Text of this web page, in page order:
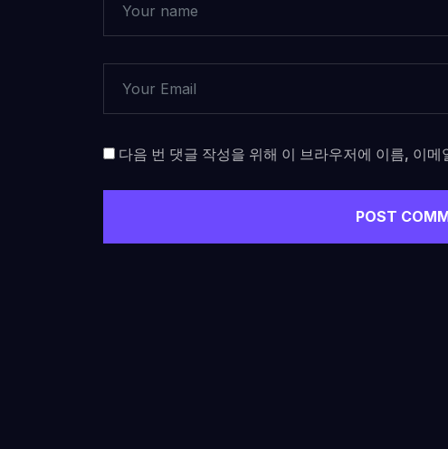
다음 번 댓글 작성을 위해 이 브라우저에 이름, 이